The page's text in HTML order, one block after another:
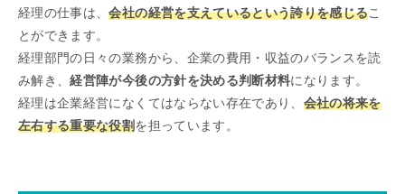
経理の仕事は、会社の経営を支えているという誇りを感じるこ
とができます。
経理部門の日々の業務から、企業の費用・収益のバランスを読
み解き、経営陣が今後の方針を決める判断材料になります。
経理は企業経営になくてはならない存在であり、 会社の将来を
左右する重要な役割を担っています。